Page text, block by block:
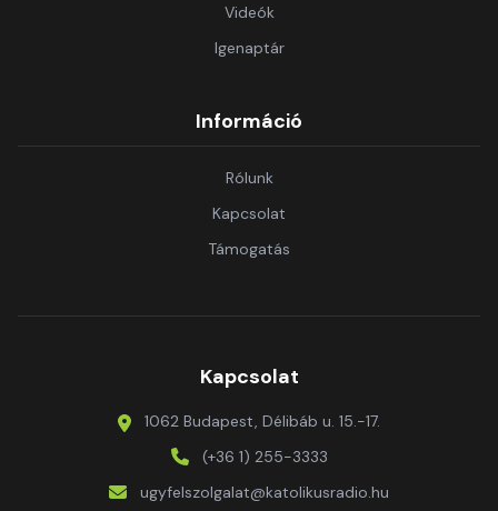
Videók
Igenaptár
Információ
Rólunk
Kapcsolat
Támogatás
Kapcsolat
1062 Budapest, Délibáb u. 15.-17.
(+36 1) 255-3333
ugyfelszolgalat@katolikusradio.hu